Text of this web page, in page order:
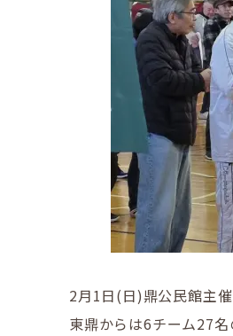
2月1日(日)鼎公民館主
東鼎からは6チーム27